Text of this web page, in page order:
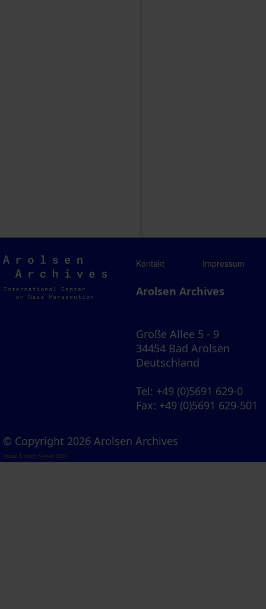
Arolsen
Archives
Kontakt Impressum
Arolsen Archives
Große Allee 5 - 9
34454 Bad Arolsen
Deutschland
Tel: +49 (0)5691 629-0
Fax: +49 (0)5691 629-501
© Copyright 2026 Arolsen Archives
Visual Library Server 2026